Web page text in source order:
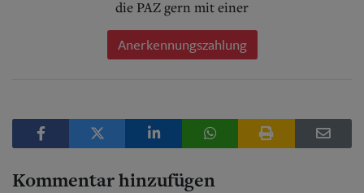
die PAZ gern mit einer
Anerkennungszahlung
Kommentar hinzufügen